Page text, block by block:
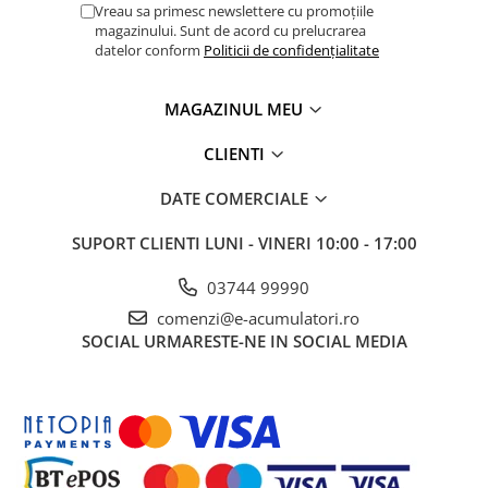
(ex: Oxford Fabric, EVA)
Culoare
Negru (sau specific EcoFlow)
umezelii, șocurilor minore
Decupaje pentru toate porturile și
ecranele
Zone de ventilație integrate
Dimensiuni (L x
59 x 48 x 67 cm
630g
Conținut
1 x Husă Power Station Delta PRO
Ideal pentru:
Protejarea Investiției: Prelungește semnificativ durata de
viață a stației Delta Pro prin protejarea împotriva elementelor
Vreau sa primesc newslettere cu promoțiile
magazinului. Sunt de acord cu prelucrarea
datelor conform Politicii de confidențialitate
MAGAZINUL MEU
CLIENTI
DATE COMERCIALE
SUPORT CLIENTI LUNI - VINERI 10:00 - 17:00
03744 99990
comenzi@e-acumulatori.ro
SOCIAL URMARESTE-NE IN SOCIAL MEDIA